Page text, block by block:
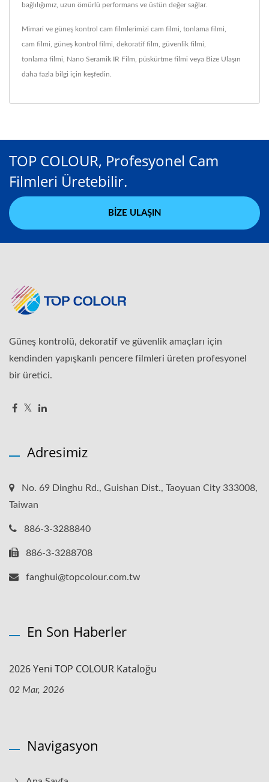
bağlılığımız, uzun ömürlü performans ve üstün değer sağlar.
Mimari ve güneş kontrol cam filmlerimizi cam filmi tonlama filmi
cam filmi güneş kontrol filmi dekoratif film güvenlik filmi
tonlama filmi Nano Seramik IR Film püskürtme filmi veya Bize Ulaşın
daha fazla bilgi için keşfedin.
TOP COLOUR, Profesyonel Cam
Filmleri Üretebilir.
BIZE ULAŞIN
Güneş kontrolü, dekoratif ve güvenlik amaçları için
kendinden yapışkanlı pencere filmleri üreten profesyonel
bir üretici.
Adresimiz
No. 69 Dinghu Rd., Guishan Dist., Taoyuan City 333008,
Taiwan
886-3-3288840
886-3-3288708
fanghui@topcolour.com.tw
En Son Haberler
2026 Yeni TOP COLOUR Kataloğu
02 Mar, 2026
Navigasyon